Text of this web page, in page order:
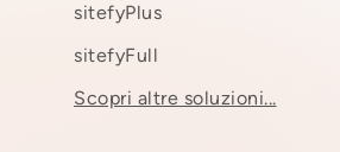
sitefyPlus
sitefyFull
Scopri altre soluzioni...